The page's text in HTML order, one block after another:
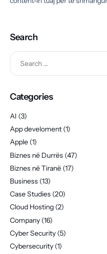
Search
Categories
AI (3)
App develoment (1)
Apple (1)
Biznes në Durrës (47)
Biznes në Tiranë (17)
Business (13)
Case Studies (20)
Cloud Hosting (2)
Company (16)
Cyber Security (5)
Cybersecurity (1)